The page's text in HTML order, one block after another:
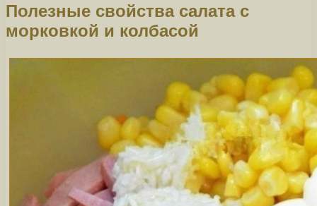
Полезные свойства салата с
морковкой и колбасой